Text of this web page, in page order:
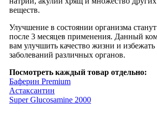
веществ.
Улучшение в состоянии организма
после 3 месяцев применения. Данный
вам улучшить качество жизни и избежать
заболеваний различных органов.
Посмотреть каждый товар отдельно:
Баферин Premium
Астаксантин
Super Glucosamine 2000